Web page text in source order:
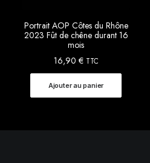
Portrait AOP Côtes du Rhône
2023 Fût de chêne durant 16
mois
16,90 € TTC
Ajouter au panier